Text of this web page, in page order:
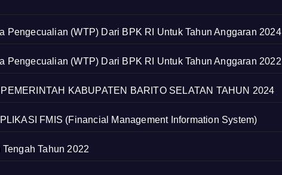
(WTP) Dari BPK RI Untuk Tahun Anggaran 2024
(WTP) Dari BPK RI Untuk Tahun Anggaran 2022
KABUPATEN BARITO SELATAN TAHUN 2024
FMIS (Financial Management Information System)
Tahun 2022